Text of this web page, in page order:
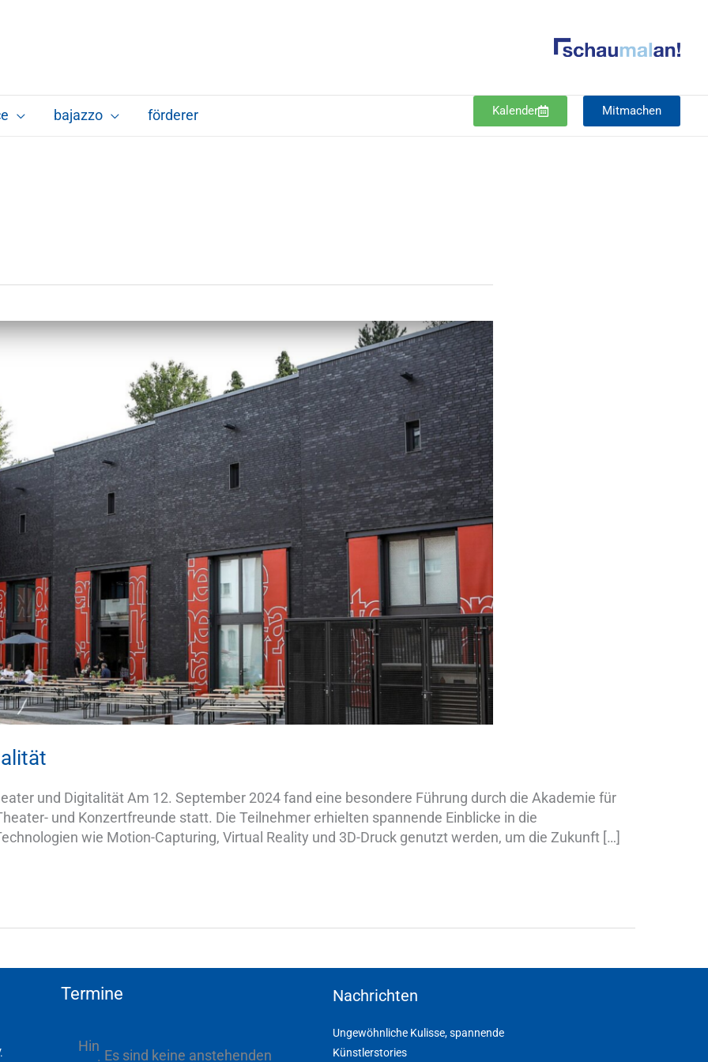
bajazzo förderer Kalender Mitmachen
und Digitalität Am 12. September 2024 fand eine besondere Führung durch die Akademie für
und Konzertfreunde statt. Die Teilnehmer erhielten spannende Einblicke in die
wie Motion-Capturing, Virtual Reality und 3D-Druck genutzt werden, um die Zukunft […]
Termine
Hin
Es sind keine anstehenden
Nachrichten
Ungewöhnliche Kulisse, spannende
Künstlerstories